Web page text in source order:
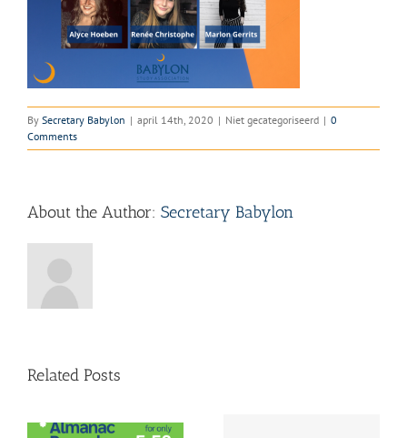
By Secretary Babylon | april 14th, 2020 | Niet gecategoriseerd | 0
Comments
About the Author: Secretary Babylon
Related Posts